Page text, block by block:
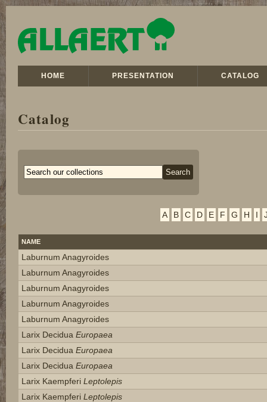
HOME PRESENTATION CATALOG
Catalog
A B C D E F G H I
NAME
Laburnum Anagyroides
Laburnum Anagyroides
Laburnum Anagyroides
Laburnum Anagyroides
Laburnum Anagyroides
Larix Decidua Europaea
Larix Decidua Europaea
Larix Decidua Europaea
Larix Kaempferi Leptolepis
Larix Kaempferi Leptolepis